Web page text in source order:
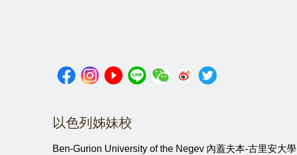
以色列姊妹校
Ben-Gurion University of the Negev 內蓋夫本-古里安大學